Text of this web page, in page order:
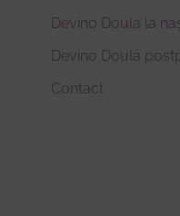
Devino Doula la
Devino Doula
Contact